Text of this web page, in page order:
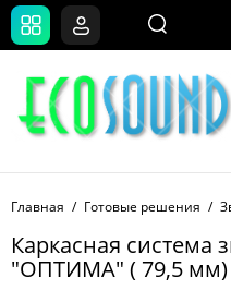
Главная Готовые решения
Каркасная система
"ОПТИМА" ( 79,5 мм)